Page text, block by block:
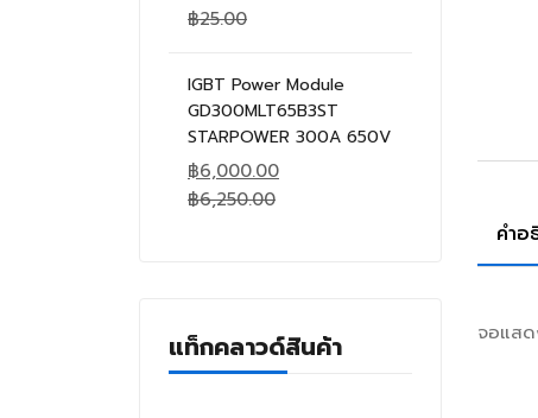
฿25.00
IGBT Power Module
GD300MLT65B3ST
STARPOWER 300A 650V
฿6,000.00
฿6,250.00
แท็กคลาวด์สินค้า
คำอ
จอแสด